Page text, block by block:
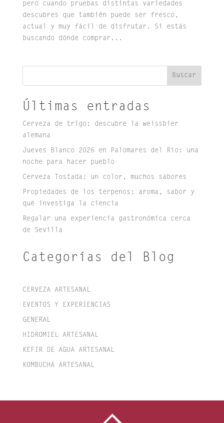
pero cuando pruebas distintas variedades
descubres que también puede ser fresco,
actual y muy fácil de disfrutar. Si estás
buscando dónde comprar...
Buscar
Últimas entradas
Cerveza de trigo: descubre la weissbier
alemana
Jueves Blanco 2026 en Palomares del Río: una
noche para hacer pueblo
Cerveza Tostada: un color, muchos sabores
Propiedades de los terpenos: aroma, sabor y
qué investiga la ciencia
Regalar una experiencia gastronómica cerca
de Sevilla
Categorías del Blog
CERVEZA ARTESANAL
EVENTOS Y EXPERIENCIAS
GENERAL
HIDROMIEL ARTESANAL
KEFIR DE AGUA ARTESANAL
KOMBUCHA ARTESANAL